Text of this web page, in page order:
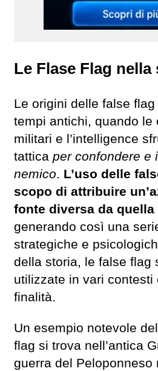
Le Flase Flag nella
Le origini delle false
tempi antichi, quando le
militari e l’intelligence
tattica per confondere e
nemico. L’uso delle
scopo di attribuire
fonte diversa da quella
generando così una
strategiche e
della storia, le false flag
utilizzate in vari contesti
finalità.
Un esempio notevole
flag si trova nell’antica
guerra del Peloponneso